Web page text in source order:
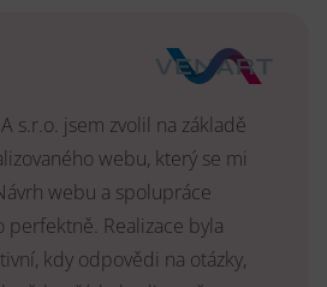
s.r.o. jsem zvolil na základě
webu, který se mi
webu a spolupráce
Realizace byla
kdy odpovědi na otázky,